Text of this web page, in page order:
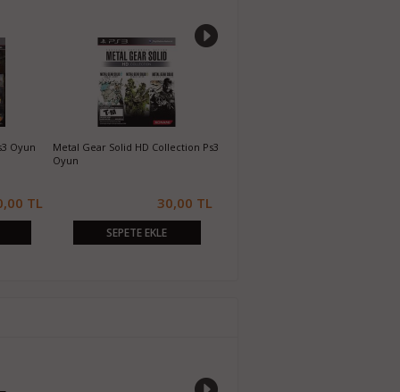
Oyun
TL
Metal Gear Solid HD Collection Ps3
Oyun
30,00 TL
SEPETE EKLE